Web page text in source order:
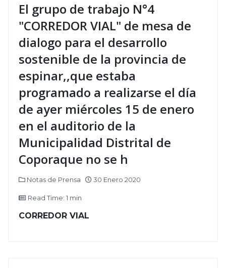
El grupo de trabajo N°4
"CORREDOR VIAL" de mesa de
dialogo para el desarrollo
sostenible de la provincia de
espinar,,que estaba
programado a realizarse el día
de ayer miércoles 15 de enero
en el auditorio de la
Municipalidad Distrital de
Coporaque no se h
Notas de Prensa 30 Enero 2020
Read Time: 1 min
CORREDOR VIAL